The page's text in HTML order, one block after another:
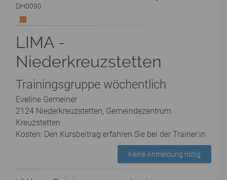
DH0090
LIMA -
Niederkreuzstetten
Trainingsgruppe wöchentlich
Eveline Gemeiner
2124 Niederkreuzstetten, Gemeindezentrum
Kreuzstetten
Kosten: Den Kursbeitrag erfahren Sie bei der Trainer:in
Keine Anmeldung nötig